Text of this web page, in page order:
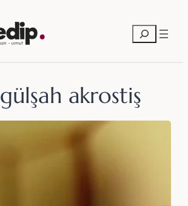
Ara
gülşah akrostiş